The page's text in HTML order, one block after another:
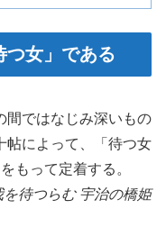
つ女」である
間ではなじみ深いもの
帖によって、「待つ女
もって定着する。
待つらむ 宇治の橋姫